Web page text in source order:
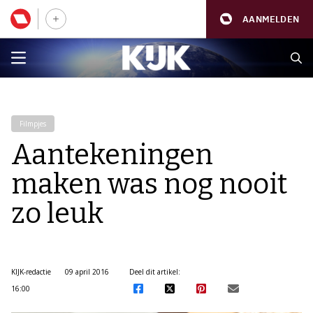
AANMELDEN
Filmpjes
Aantekeningen
maken was nog nooit
zo leuk
KIJK-redactie
09 april 2016
16:00
Deel dit artikel: